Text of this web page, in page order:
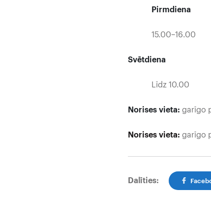
Pirmdiena
15.00–16.00
Svētdiena
Līdz 10.00
Norises vieta: garīgo
Norises vieta: garīgo
Dalīties: